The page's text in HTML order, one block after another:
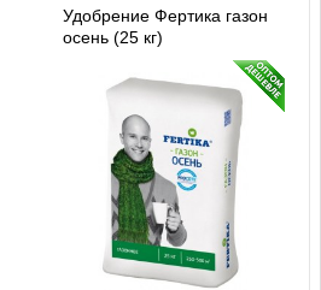
Удобрение Фертика газон
осень (25 кг)